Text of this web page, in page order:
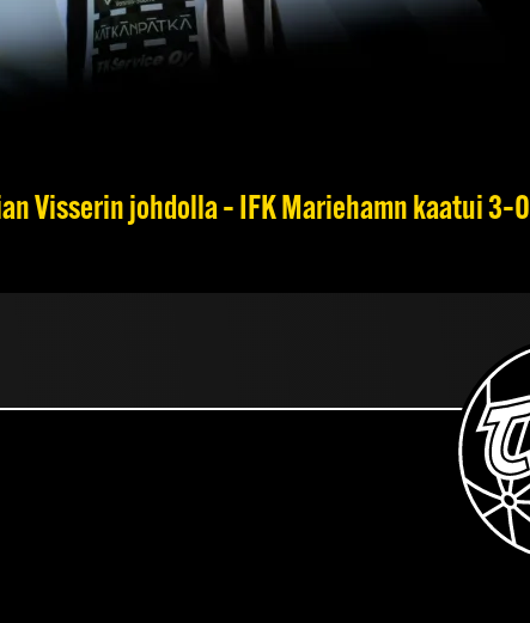
Visserin johdolla – IFK Mariehamn kaatui 3–0